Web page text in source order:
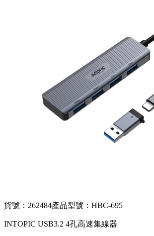
貨號：262484產品型號：HBC-695
INTOPIC USB3.2 4孔高速集線器